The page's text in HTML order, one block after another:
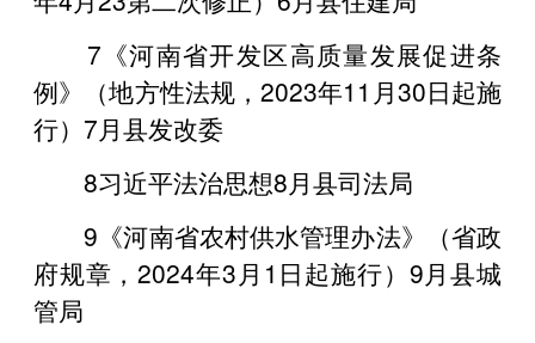
7《河南省开发区高质量发展促进条
例》（地方性法规，2023年11月30日起施
行）7月县发改委
8习近平法治思想8月县司法局
9《河南省农村供水管理办法》（省政
府规章，2024年3月1日起施行）9月县城
管局